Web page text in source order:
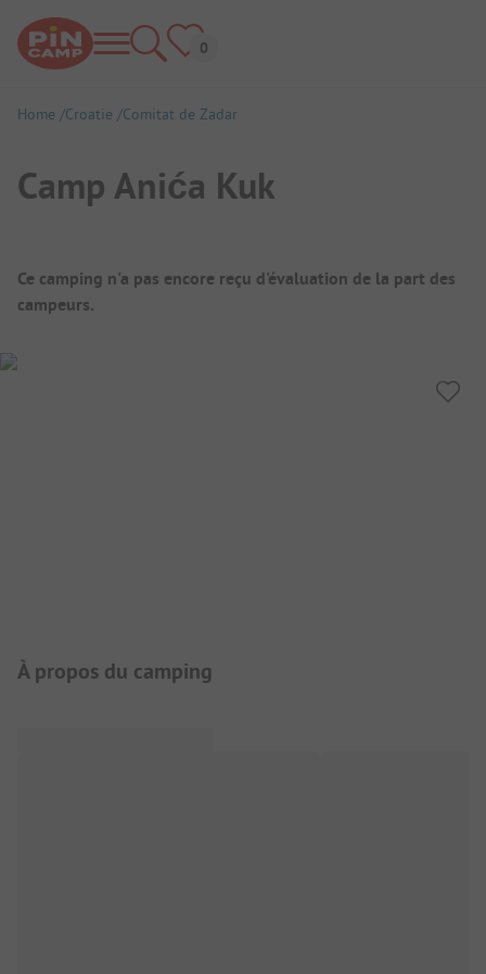
Home Croatie Comitat de Zadar
Camp Anića Kuk
Aperçu du camping
Ce camping n'a pas encore reçu d'évaluation de la part des
campeurs.
Présentation du camping
À propos du camping